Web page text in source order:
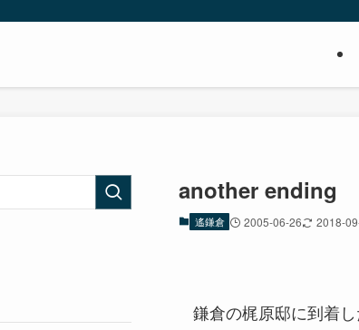
another
遙鎌倉 2005-06-26 2018-
鎌倉の梶原邸に到着